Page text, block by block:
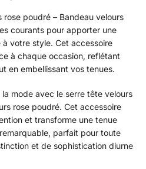
poudré – Bandeau velours
courants pour apporter une
votre style. Cet accessoire
à chaque occasion, reflétant
en embellissant vos tenues.
mode avec le serre tête velours
rose poudré. Cet accessoire
et transforme une tenue
parfait pour toute
et de sophistication diurne